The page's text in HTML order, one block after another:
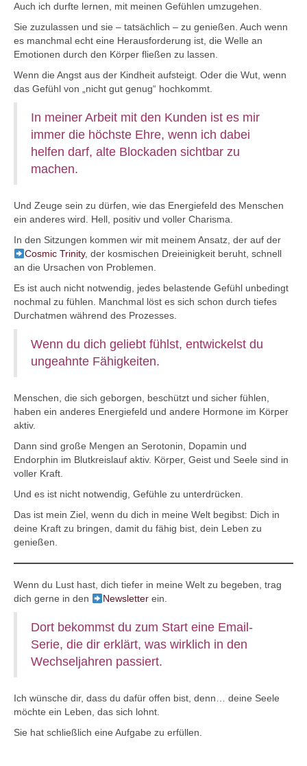
Auch ich durfte lernen, mit meinen Gefühlen umzugehen.
Sie zuzulassen und sie – tatsächlich – zu genießen. Auch wenn
es manchmal echt eine Herausforderung ist, die Welle an
Emotionen durch den Körper fließen zu lassen.
Wenn die Angst aus der Kindheit aufsteigt. Oder die Wut, wenn
das Gefühl von „nicht gut genug“ hochkommt.
In meiner Arbeit mit den Kunden ist es mir
immer die höchste Ehre, wenn ich dabei
helfen darf, alte Blockaden sichtbar zu
machen.
Und Zeuge sein zu dürfen, wie das Energiefeld des Menschen
ein anderes wird. Hell, positiv und voller Charisma.
In den Sitzungen kommen wir mit meinem Ansatz, der auf der
Cosmic Trinity, der kosmischen Dreieinigkeit beruht, schnell
an die Ursachen von Problemen.
Es ist auch nicht notwendig, jedes belastende Gefühl unbedingt
nochmal zu fühlen. Manchmal löst es sich schon durch tiefes
Durchatmen während des Prozesses.
Wenn du dich geliebt fühlst, entwickelst du
ungeahnte Fähigkeiten.
Menschen, die sich geborgen, beschützt und sicher fühlen,
haben ein anderes Energiefeld und andere Hormone im Körper
aktiv.
Dann sind große Mengen an Serotonin, Dopamin und
Endorphin im Blutkreislauf aktiv. Körper, Geist und Seele sind in
voller Kraft.
Und es ist nicht notwendig, Gefühle zu unterdrücken.
Das ist mein Ziel, wenn du dich in meine Welt begibst: Dich in
deine Kraft zu bringen, damit du fähig bist, dein Leben zu
genießen.
Wenn du Lust hast, dich tiefer in meine Welt zu begeben, trag
dich gerne in den
Newsletterein.
Dort bekommst du zum Start eine Email-
Serie, die dir erklärt, was wirklich in den
Wechseljahren passiert.
Ich wünsche dir, dass du dafür offen bist, denn… deine Seele
möchte ein Leben, das sich lohnt.
Sie hat schließlich eine Aufgabe zu erfüllen.